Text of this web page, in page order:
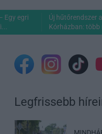
Egy egri
Új hűtőrendszer
Kórházban: több
Legfrissebb